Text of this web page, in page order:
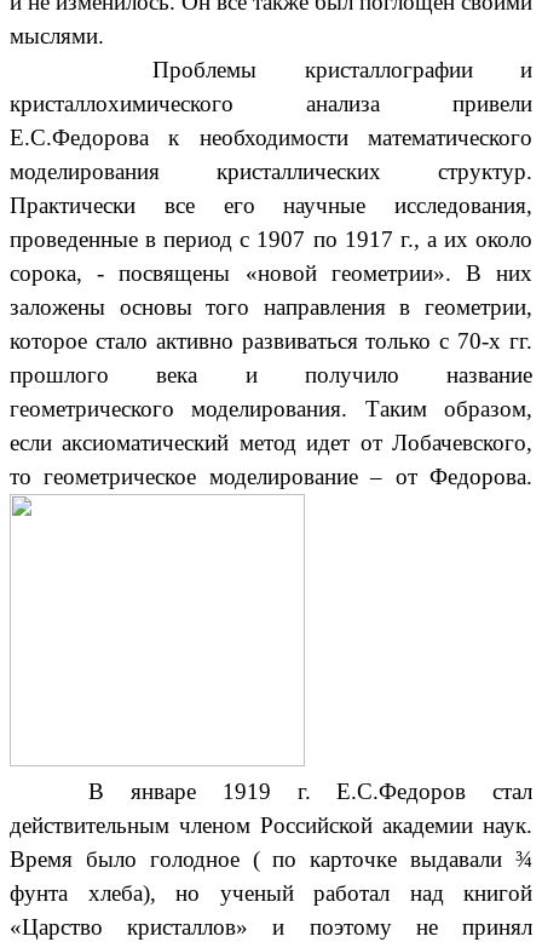
мыслями.
Проблемы кристаллографии и
кристаллохимического анализа привели
Е.С.Федорова к необходимости математического
моделирования кристаллических структур.
Практически все его научные исследования,
проведенные в период с 1907 по 1917 г., а их около
сорока, - посвящены «новой геометрии». В них
заложены основы того направления в геометрии,
которое стало активно развиваться только с 70-х гг.
прошлого века и получило название
геометрического моделирования. Таким образом,
если аксиоматический метод идет от Лобачевского,
то геометрическое моделирование – от Федорова.
В январе 1919 г. Е.С.Федоров стал
действительным членом Российской академии наук.
Время было голодное ( по карточке выдавали ¾
фунта хлеба), но ученый работал над книгой
«Царство кристаллов» и поэтому не принял